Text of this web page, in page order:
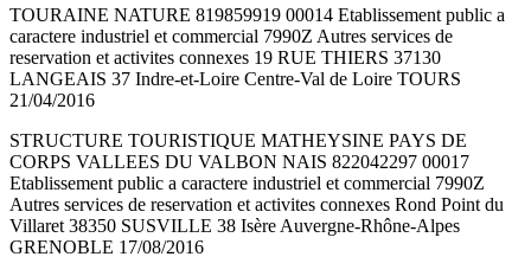
TOURAINE NATURE 819859919 00014 Etablissement public a
caractere industriel et commercial 7990Z Autres services de
reservation et activites connexes 19 RUE THIERS 37130
LANGEAIS 37 Indre-et-Loire Centre-Val de Loire TOURS
21/04/2016
STRUCTURE TOURISTIQUE MATHEYSINE PAYS DE
CORPS VALLEES DU VALBON NAIS 822042297 00017
Etablissement public a caractere industriel et commercial 7990Z
Autres services de reservation et activites connexes Rond Point du
Villaret 38350 SUSVILLE 38 Isère Auvergne-Rhône-Alpes
GRENOBLE 17/08/2016